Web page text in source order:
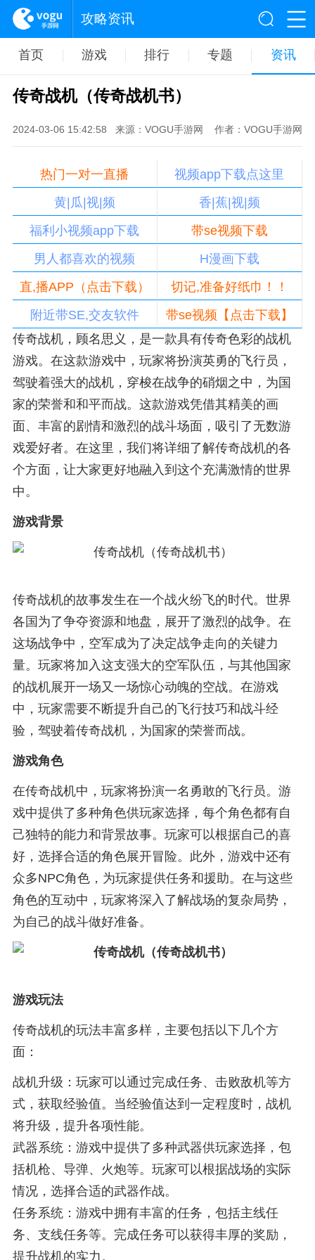
攻略资讯
首页 游戏 排行 专题 资讯
传奇战机（传奇战机书）
2024-03-06 15:42:58 来源：VOGU手游网 作者：VOGU手游网
热门一对一直播
视频app下载点这里
黄|瓜|视|频
香|蕉|视|频
福利小视频app下载
带se视频下载
男人都喜欢的视频
H漫画下载
直,播APP（点击下载）
切记,准备好纸巾！！
附近带SE,交友软件
带se视频【点击下载】
传奇战机，顾名思义，是一款具有传奇色彩的战机
游戏。在这款游戏中，玩家将扮演英勇的飞行员，
驾驶着强大的战机，穿梭在战争的硝烟之中，为国
家的荣誉和和平而战。这款游戏凭借其精美的画
面、丰富的剧情和激烈的战斗场面，吸引了无数游
戏爱好者。在这里，我们将详细了解传奇战机的各
个方面，让大家更好地融入到这个充满激情的世界
中。
游戏背景
传奇战机的故事发生在一个战火纷飞的时代。世界
各国为了争夺资源和地盘，展开了激烈的战争。在
这场战争中，空军成为了决定战争走向的关键力
量。玩家将加入这支强大的空军队伍，与其他国家
的战机展开一场又一场惊心动魄的空战。在游戏
中，玩家需要不断提升自己的飞行技巧和战斗经
验，驾驶着传奇战机，为国家的荣誉而战。
游戏角色
在传奇战机中，玩家将扮演一名勇敢的飞行员。游
戏中提供了多种角色供玩家选择，每个角色都有自
己独特的能力和背景故事。玩家可以根据自己的喜
好，选择合适的角色展开冒险。此外，游戏中还有
众多NPC角色，为玩家提供任务和援助。在与这些
角色的互动中，玩家将深入了解战场的复杂局势，
为自己的战斗做好准备。
游戏玩法
传奇战机的玩法丰富多样，主要包括以下几个方
面：
战机升级：玩家可以通过完成任务、击败敌机等方
式，获取经验值。当经验值达到一定程度时，战机
将升级，提升各项性能。
武器系统：游戏中提供了多种武器供玩家选择，包
括机枪、导弹、火炮等。玩家可以根据战场的实际
情况，选择合适的武器作战。
任务系统：游戏中拥有丰富的任务，包括主线任
务、支线任务等。完成任务可以获得丰厚的奖励，
提升战机的实力。